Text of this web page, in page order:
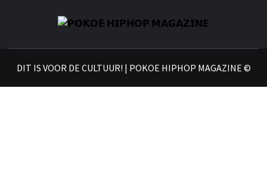
DIT IS VOOR DE CULTUUR! | POKOE HIPHOP MAGAZINE ©